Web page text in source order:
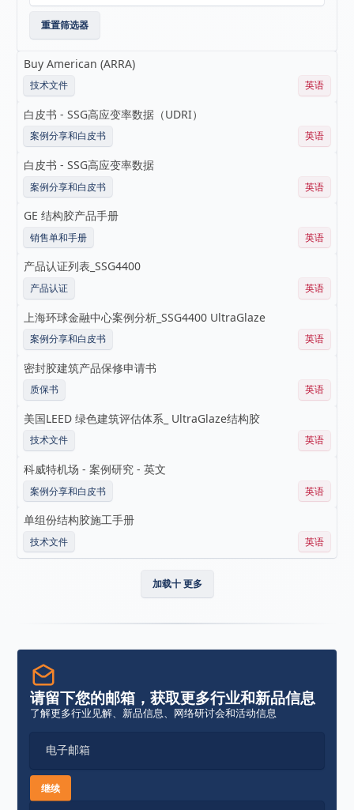
重置筛选器
Buy American (ARRA)
技术文件 英语
白皮书 - SSG高应变率数据（UDRI）
案例分享和白皮书 英语
白皮书 - SSG高应变率数据
案例分享和白皮书 英语
GE 结构胶产品手册
销售单和手册 英语
产品认证列表_SSG4400
产品认证 英语
上海环球金融中心案例分析_SSG4400 UltraGlaze
案例分享和白皮书 英语
密封胶建筑产品保修申请书
质保书 英语
美国LEED 绿色建筑评估体系_ UltraGlaze结构胶
技术文件 英语
科威特机场 - 案例研究 - 英文
案例分享和白皮书 英语
单组份结构胶施工手册
技术文件 英语
加载十 更多
请留下您的邮箱，获取更多行业和新品信息
了解更多行业见解、新品信息、网络研讨会和活动信息
电子邮箱
继续